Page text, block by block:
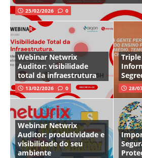
25/02/2026 0
Webinar Netwrix
Auditor: visibilidade
total da infraestrutura
13/02/2026 0 28/
Webinar Netwrix
Auditor: produtividade e
visibilidade do seu
ambiente